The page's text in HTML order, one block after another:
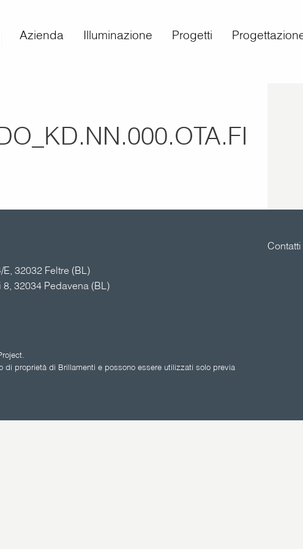
Azienda Illuminazione Progetti
32032 Feltre (BL)
32034 Pedavena (BL)
Contatti
proprietà di Brillamenti e possono essere utilizzati solo previa